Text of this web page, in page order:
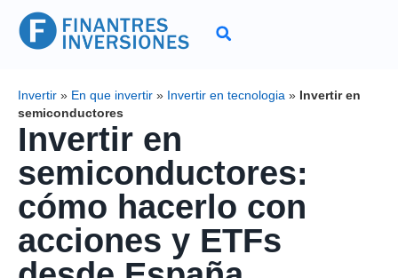
Invertir » En que invertir » Invertir en tecnologia » Invertir en
semiconductores
Invertir en
semiconductores:
cómo hacerlo con
acciones y ETFs